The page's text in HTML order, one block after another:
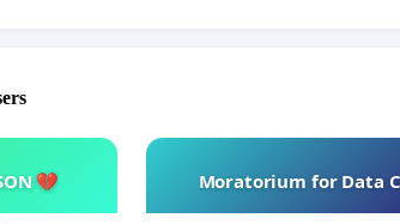
💔 Moratorium for Data